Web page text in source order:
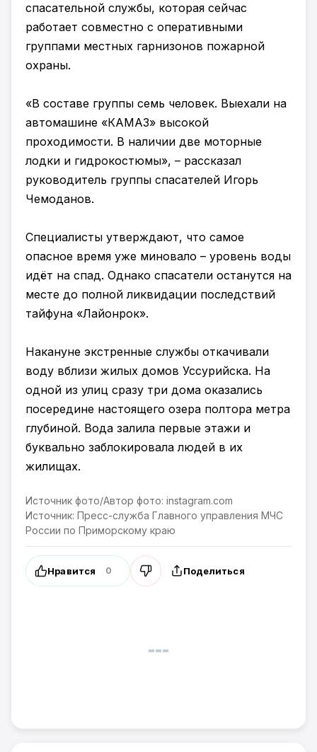
спасательной службы, которая сейчас
работает совместно с оперативными
группами местных гарнизонов пожарной
охраны.
«В составе группы семь человек. Выехали на
автомашине «КАМАЗ» высокой
проходимости. В наличии две моторные
лодки и гидрокостюмы», – рассказал
руководитель группы спасателей Игорь
Чемоданов.
Специалисты утверждают, что самое
опасное время уже миновало – уровень воды
идёт на спад. Однако спасатели останутся на
месте до полной ликвидации последствий
тайфуна «Лайонрок».
Накануне экстренные службы откачивали
воду вблизи жилых домов Уссурийска. На
одной из улиц сразу три дома оказались
посередине настоящего озера полтора метра
глубиной. Вода залила первые этажи и
буквально заблокировала людей в их
жилищах.
Источник фото/Автор фото: instagram.com
Источник: Пресс-служба Главного управления МЧС
России по Приморскому краю
Нравится 0 Поделиться